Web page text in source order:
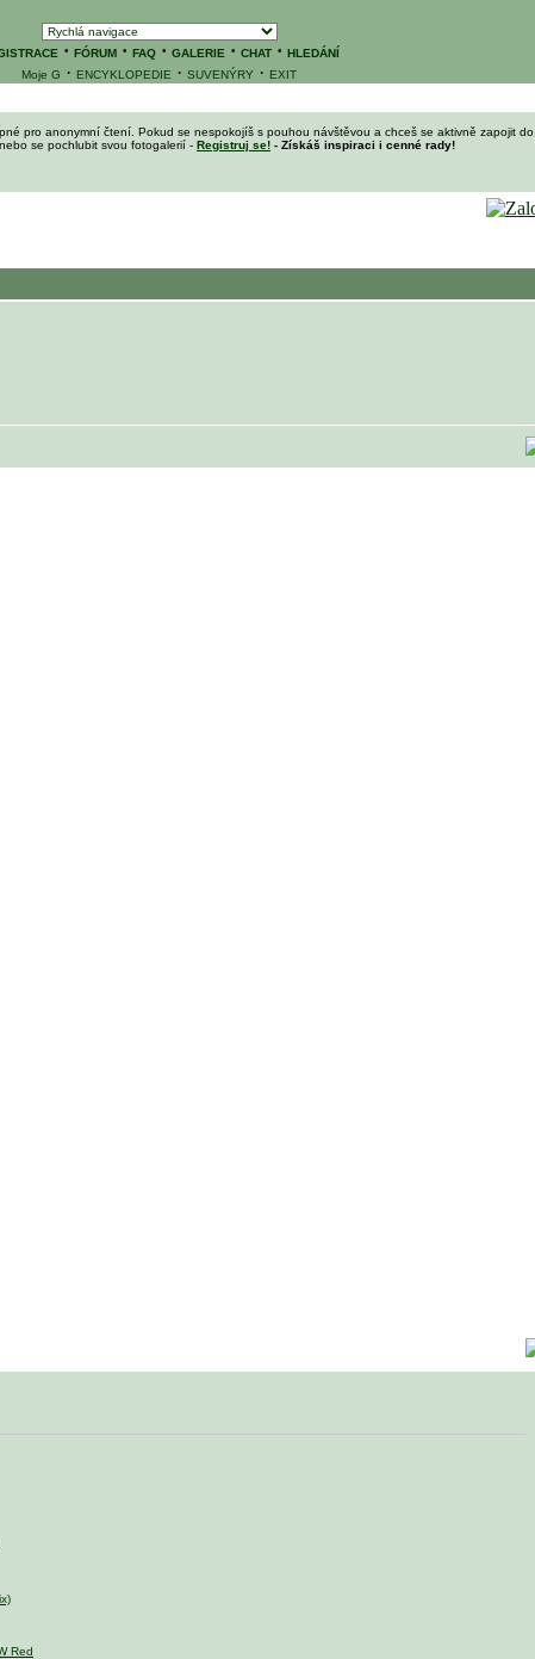
· FÓRUM· FAQ· GALERIE · CHAT· HLEDÁNÍ
Moje G · ENCYKLOPEDIE · SUVENÝRY · EXIT
pro anonymní čtení. Pokud se nespokojíš s pouhou návštěvou a chceš se aktivně zapojit do
se pochlubit svou fotogalerií - Registruj se! - Získáš inspiraci i cenné rady!
Red